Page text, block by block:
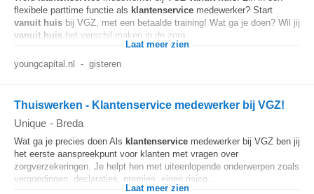
flexibele parttime functie als klantenservice medewerker? Start
vanuit huis bij VGZ, met een betaalde training! Wat ga je doen? Wil jij
vanuit huis het verschil maken in de zorg...
Laat meer zien
youngcapital.nl - gisteren
Thuiswerken - Klantenservice medewerker bij VGZ!
Unique - Breda
Wat ga je precies doen Als klantenservice medewerker bij VGZ ben jij
het eerste aanspreekpunt voor klanten met vragen over
zorgverzekeringen. Je helpt hen met uiteenlopende onderwerpen zoals
vergoedingen, declaraties, premies, eigen risico...
Laat meer zien